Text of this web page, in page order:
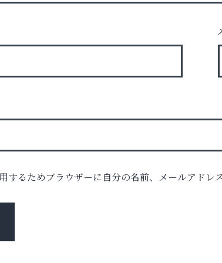
・芦屋サロ
するためブラウザーに自分の名前、メールアドレ